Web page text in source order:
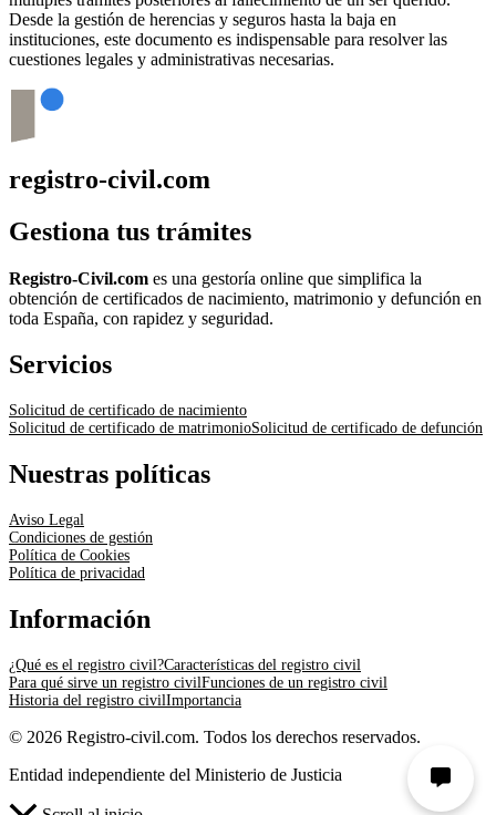
Desde la gestión de herencias y seguros hasta la baja en
instituciones, este documento es indispensable para resolver las
cuestiones legales y administrativas necesarias.
registro-civil.com
Gestiona tus trámites
Registro-Civil.com es una gestoría online que simplifica la
obtención de certificados de nacimiento, matrimonio y defunción en
toda España, con rapidez y seguridad.
Servicios
Solicitud de certificado de nacimiento
Solicitud de certificado de matrimonioSolicitud de certificado de defunción
Nuestras políticas
Aviso Legal
Condiciones de gestión
Política de Cookies
Política de privacidad
Información
¿Qué es el registro civil?Características del registro civil
Para qué sirve un registro civilFunciones de un registro civil
Historia del registro civilImportancia
© 2026 Registro-civil.com. Todos los derechos reservados.
Entidad independiente del Ministerio de Justicia